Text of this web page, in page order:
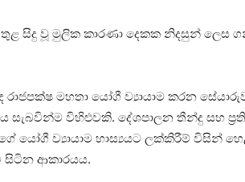
සිදු වූ මුලික කාරණා දෙකක නිදසුන් ලෙස
මහතා යෝගී ව්‍යායාම කරන
සැබවින්ම විහිළුවකි. දේශපාලන තීන්දු සහ
යෝගී ව්‍යායාම හාස්‍යයට ලක්කිරීම් විසින්
ආකාරයය.